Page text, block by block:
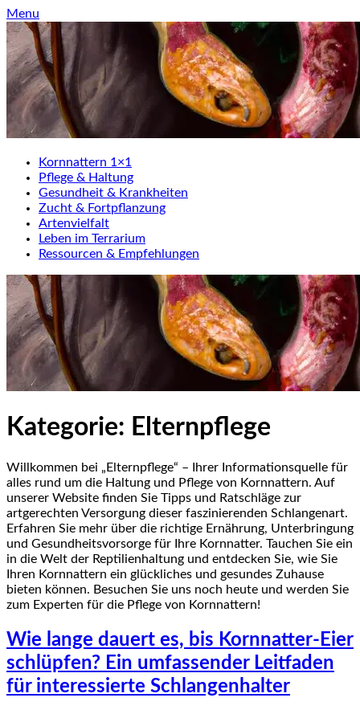
Skip
to
content
Menu
Kornnattern 1×1
Pflege & Haltung
Gesundheit & Krankheiten
Zucht & Fortpflanzung
Artenvielfalt
Leben im Terrarium
Ressourcen & Empfehlungen
Kategorie: Elternpflege
Willkommen bei „Elternpflege“ – Ihrer Informationsquelle für
alles rund um die Haltung und Pflege von Kornnattern. Auf
unserer Website finden Sie Tipps und Ratschläge zur
artgerechten Versorgung dieser faszinierenden Schlangenart.
Erfahren Sie mehr über die richtige Ernährung, Unterbringung
und Gesundheitsvorsorge für Ihre Kornnatter. Tauchen Sie ein
in die Welt der Reptilienhaltung und entdecken Sie, wie Sie
Ihren Kornnattern ein glückliches und gesundes Zuhause
bieten können. Besuchen Sie uns noch heute und werden Sie
zum Experten für die Pflege von Kornnattern!
Wie lange dauert es, bis Kornnatter-Eier
schlüpfen? Ein umfassender Leitfaden
für interessierte Schlangenhalter